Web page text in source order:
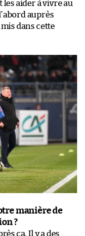
aider à vivre au
auprès
mis dans cette
manière de
?
ça. Il y a des